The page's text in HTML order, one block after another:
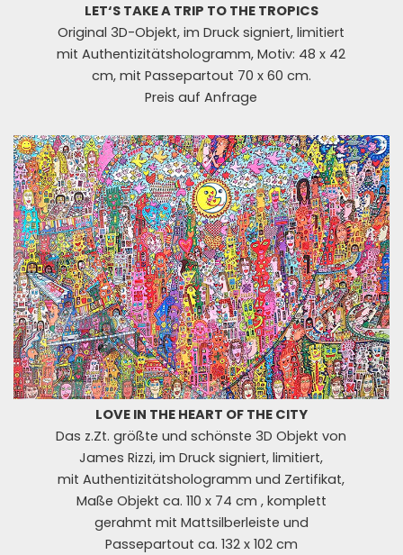
LET‘S TAKE A TRIP TO THE TROPICS
Original 3D-Objekt, im Druck signiert, limitiert
mit Authentizitätshologramm, Motiv: 48 x 42
cm, mit Passepartout 70 x 60 cm.
Preis auf Anfrage
LOVE IN THE HEART OF THE CITY
Das z.Zt. größte und schönste 3D Objekt von
James Rizzi, im Druck signiert, limitiert,
mit Authentizitätshologramm und Zertifikat,
Maße Objekt ca. 110 x 74 cm , komplett
gerahmt mit Mattsilberleiste und
Passepartout ca. 132 x 102 cm